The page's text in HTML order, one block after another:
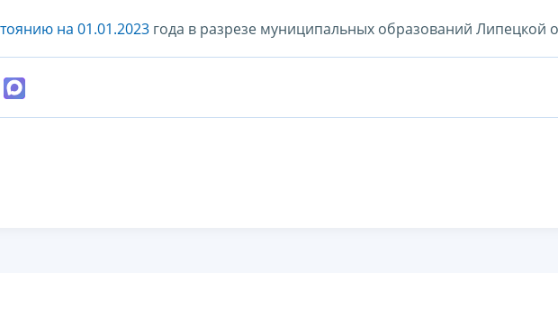
на 01.01.2023 года в разрезе муниципальных образований Липецкой